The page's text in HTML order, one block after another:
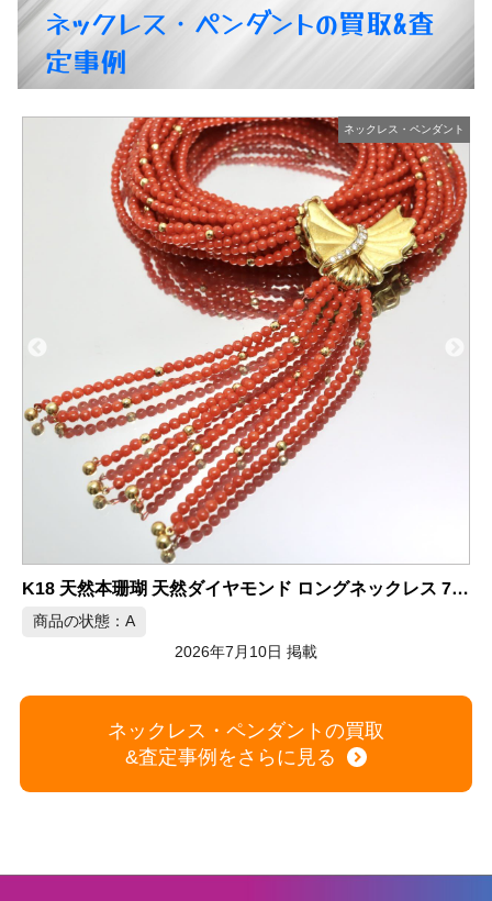
ネックレス・ペンダントの買取&査
定事例
ネックレス・ペンダント
K18 天然本珊瑚 天然ダイヤモンド ロングネックレス 75.0cm
商品の状態：A
2026年7月10日 掲載
ネックレス・ペンダントの買取
&査定事例をさらに見る